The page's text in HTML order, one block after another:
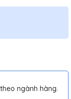
ngành hàng.